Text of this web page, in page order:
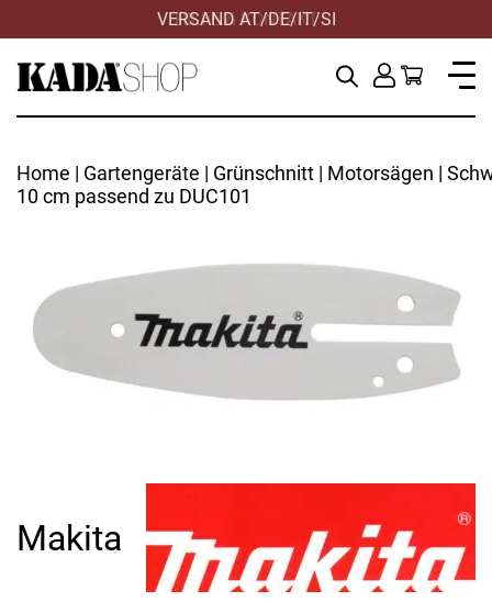
HILFE & KONTAKT
VERSAND AT/DE/IT/SI
Home | Gartengeräte | Grünschnitt | Motorsägen |
10 cm passend zu DUC101
Makita